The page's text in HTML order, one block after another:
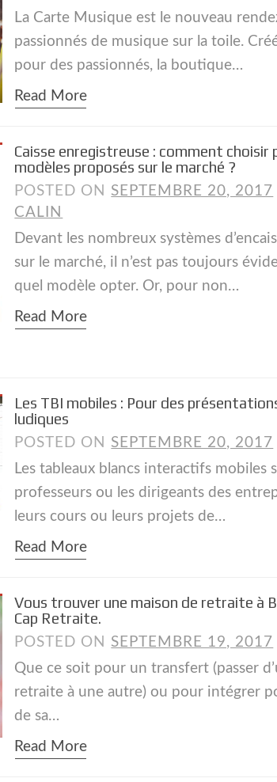
La Carte Musique est le nouveau
passionnés de musique sur la toile.
pour des passionnés, la boutique…
Read More
Caisse enregistreuse : comment choisir
modèles proposés sur le marché ?
POSTED ON SEPTEMBRE 20, 2017
CALIN
Devant les nombreux systèmes
sur le marché, il n’est pas toujours
quel modèle opter. Or, pour non…
Read More
Les TBI mobiles : Pour des
ludiques
POSTED ON SEPTEMBRE 20, 2017
Les tableaux blancs interactifs mobiles
professeurs ou les dirigeants des
leurs cours ou leurs projets de…
Read More
Vous trouver une maison de retraite à
Cap Retraite.
POSTED ON SEPTEMBRE 19, 2017
Que ce soit pour un transfert (passer
retraite à une autre) ou pour intégrer
de sa…
Read More